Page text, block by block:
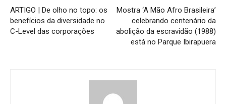
ARTIGO | De olho no topo: os
benefícios da diversidade no
C-Level das corporações
Mostra ‘A Mão Afro Brasileira’
celebrando centenário da
abolição da escravidão (1988)
está no Parque Ibirapuera